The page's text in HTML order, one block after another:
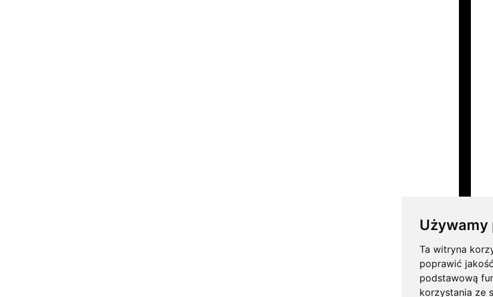
Ta witryna
poprawić
podstawową
korzystania ze